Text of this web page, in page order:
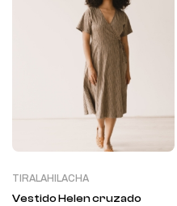
TIRALAHILACHA
Vestido Helen cruzado